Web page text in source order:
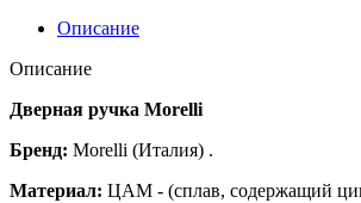
Описание
Описание
Дверная ручка Morelli
Бренд: Morelli (Италия) .
Материал: ЦАМ - (сплав, содержащий